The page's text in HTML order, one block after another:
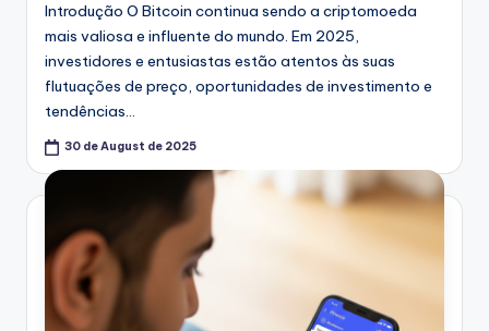
Introdução O Bitcoin continua sendo a criptomoeda
mais valiosa e influente do mundo. Em 2025,
investidores e entusiastas estão atentos às suas
flutuações de preço, oportunidades de investimento e
tendências…
30 de August de 2025